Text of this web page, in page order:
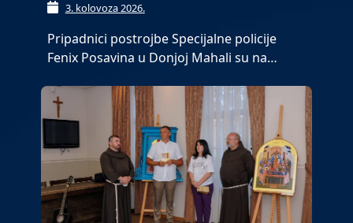
3. kolovoza 2026.
Pripadnici postrojbe Specijalne policije
Fenix Posavina u Donjoj Mahali su na…